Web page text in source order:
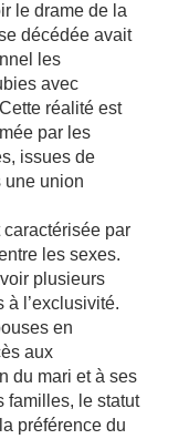
le drame de la
décédée avait
les
avec
réalité est
par les
issues de
une union
par
les sexes.
plusieurs
à l’exclusivité.
en
aux
du mari et à ses
familles, le statut
préférence du